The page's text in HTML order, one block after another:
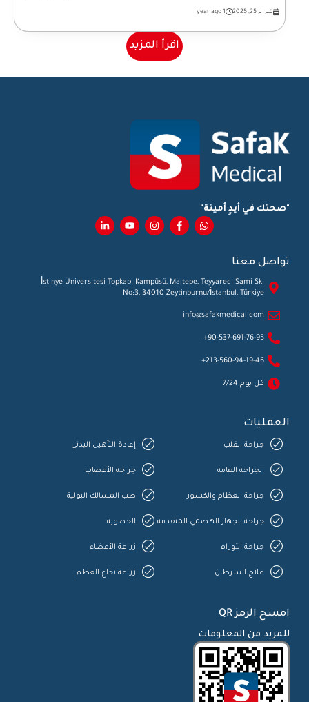
فبراير 25, 2025 1 year ago
اقرأ المزيد
"صحتك في أيدٍ أمينة"
تواصل معنا
İstinye Üniversitesi Topkapı Kampüsü, Maltepe, Teyyareci Sami Sk.
No:3, 34010 Zeytinburnu/İstanbul, Türkiye
info@safakmedical.com
90-537-691-76-95+
213-560-94-19-46+
كل يوم 7/24
العمليات
جراحة القلب
الجراحة العامة
جراحة العظام والكسور
جراحة الجهاز الهضمي المتقدمة
جراحة الأورام
علاج السرطان
إعادة التأهيل البدني
جراحة الأعصاب
طب المسالك البولية
الخصوبة
زراعة الأعضاء
زراعة نخاع العظم
امسح الرمز QR
للمزيد من المعلومات